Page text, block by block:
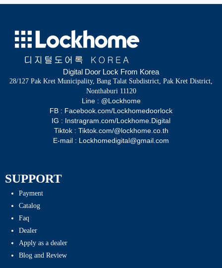
Digital Door Lock From Korea
28/127 Pak Kret Municipality, Bang Talat Subdistrict, Pak Kret District,
Nonthaburi 11120
Line : @Lockhome
FB : Facebook.com/Lockhomedoorlock
IG : Instragram.com/Lockhome.Digital
Tiktok : Tiktok.com/@lockhome.co.th
E-mail : Lockhomedigital@gmail.com
SUPPORT
Payment
Catalog
Faq
Dealer
Apply as a dealer
Blog and Review